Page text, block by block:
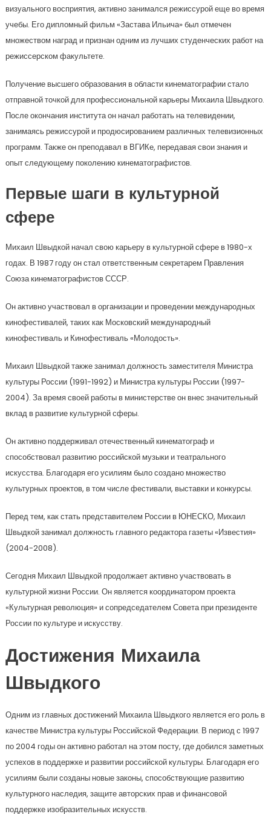
визуального восприятия, активно занимался режиссурой еще во время
учебы. Его дипломный фильм «Застава Ильича» был отмечен
множеством наград и признан одним из лучших студенческих работ на
режиссерском факультете.
Получение высшего образования в области кинематографии стало
отправной точкой для профессиональной карьеры Михаила Швыдкого.
После окончания института он начал работать на телевидении,
занимаясь режиссурой и продюсированием различных телевизионных
программ. Также он преподавал в ВГИКе, передавая свои знания и
опыт следующему поколению кинематографистов.
Первые шаги в культурной
сфере
Михаил Швыдкой начал свою карьеру в культурной сфере в 1980-х
годах. В 1987 году он стал ответственным секретарем Правления
Союза кинематографистов СССР.
Он активно участвовал в организации и проведении международных
кинофестивалей, таких как Московский международный
кинофестиваль и Кинофестиваль «Молодость».
Михаил Швыдкой также занимал должность заместителя Министра
культуры России (1991-1992) и Министра культуры России (1997-
2004). За время своей работы в министерстве он внес значительный
вклад в развитие культурной сферы.
Он активно поддерживал отечественный кинематограф и
способствовал развитию российской музыки и театрального
искусства. Благодаря его усилиям было создано множество
культурных проектов, в том числе фестивали, выставки и конкурсы.
Перед тем, как стать представителем России в ЮНЕСКО, Михаил
Швыдкой занимал должность главного редактора газеты «Известия»
(2004-2008).
Сегодня Михаил Швыдкой продолжает активно участвовать в
культурной жизни России. Он является координатором проекта
«Культурная революция» и сопредседателем Совета при президенте
России по культуре и искусству.
Достижения Михаила
Швыдкого
Одним из главных достижений Михаила Швыдкого является его роль в
качестве Министра культуры Российской Федерации. В период с 1997
по 2004 годы он активно работал на этом посту, где добился заметных
успехов в поддержке и развитии российской культуры. Благодаря его
усилиям были созданы новые законы, способствующие развитию
культурного наследия, защите авторских прав и финансовой
поддержке изобразительных искусств.